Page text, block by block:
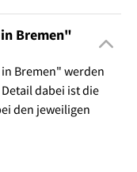
Bremen"
Bremen" werden
dabei ist die
den jeweiligen